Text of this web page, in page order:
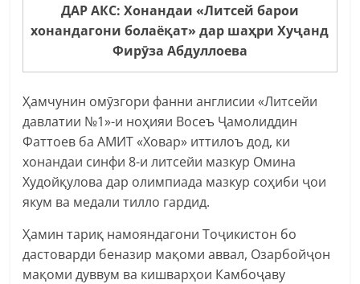
ДАР АКС: Хонандаи «Литсей барои
хонандагони болаёқат» дар шаҳри Хуҷанд
Фирӯза Абдуллоева
Ҳамчунин омӯзгори фанни англисии «Литсейи
давлатии №1»-и ноҳияи Восеъ Ҷамолиддин
Фаттоев ба АМИТ «Ховар» иттилоъ дод, ки
хонандаи синфи 8-и литсейи мазкур Омина
Худойқулова дар олимпиада мазкур соҳиби ҷои
якум ва медали тилло гардид.
Ҳамин тариқ намояндагони Тоҷикистон бо
дастоварди беназир мақоми аввал, Озарбойҷон
мақоми дуввум ва кишварҳои Камбоҷаву